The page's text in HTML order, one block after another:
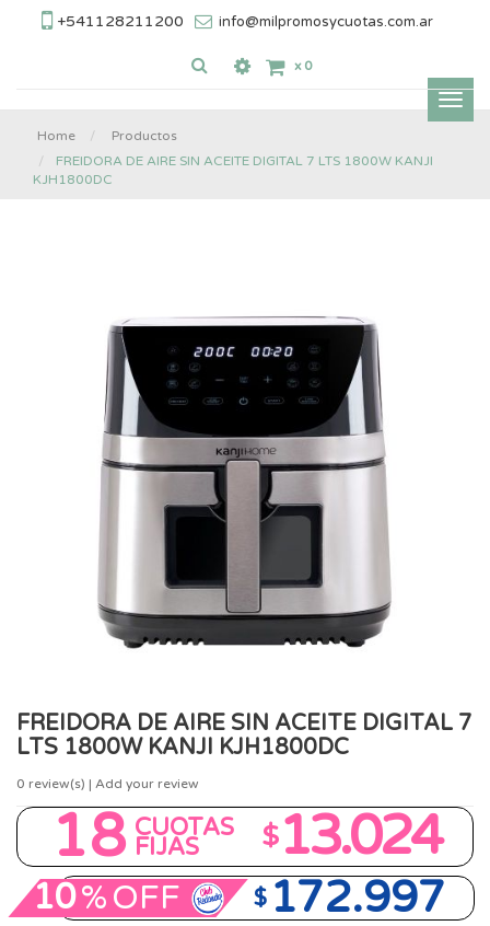
+541128211200 info@milpromosycuotas.com.ar
x 0
Home
Productos
FREIDORA DE AIRE SIN ACEITE DIGITAL 7 LTS 1800W KANJI
KJH1800DC
FREIDORA DE AIRE SIN ACEITE DIGITAL 7
LTS 1800W KANJI KJH1800DC
0 review(s) | Add your review
18 CUOTAS
FIJAS $13.024
10%OFF $ 172.997